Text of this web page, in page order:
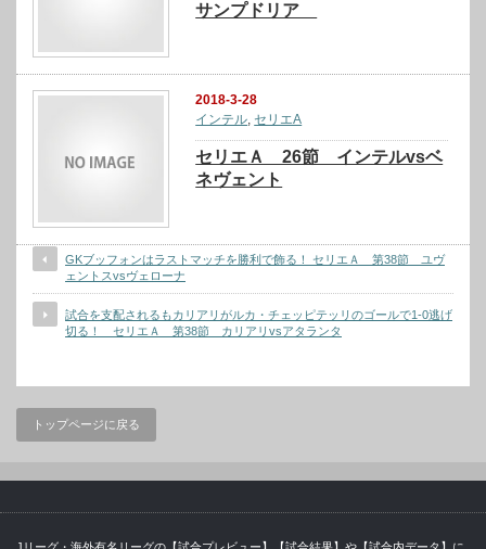
サンプドリア
2018-3-28
インテル, セリエA
セリエＡ 26節 インテルvsベ
ネヴェント
GKブッフォンはラストマッチを勝利で飾る！ セリエＡ 第38節 ユヴ
ェントスvsヴェローナ
試合を支配されるもカリアリがルカ・チェッピテッリのゴールで1-0逃げ
切る！ セリエＡ 第38節 カリアリvsアタランタ
トップページに戻る